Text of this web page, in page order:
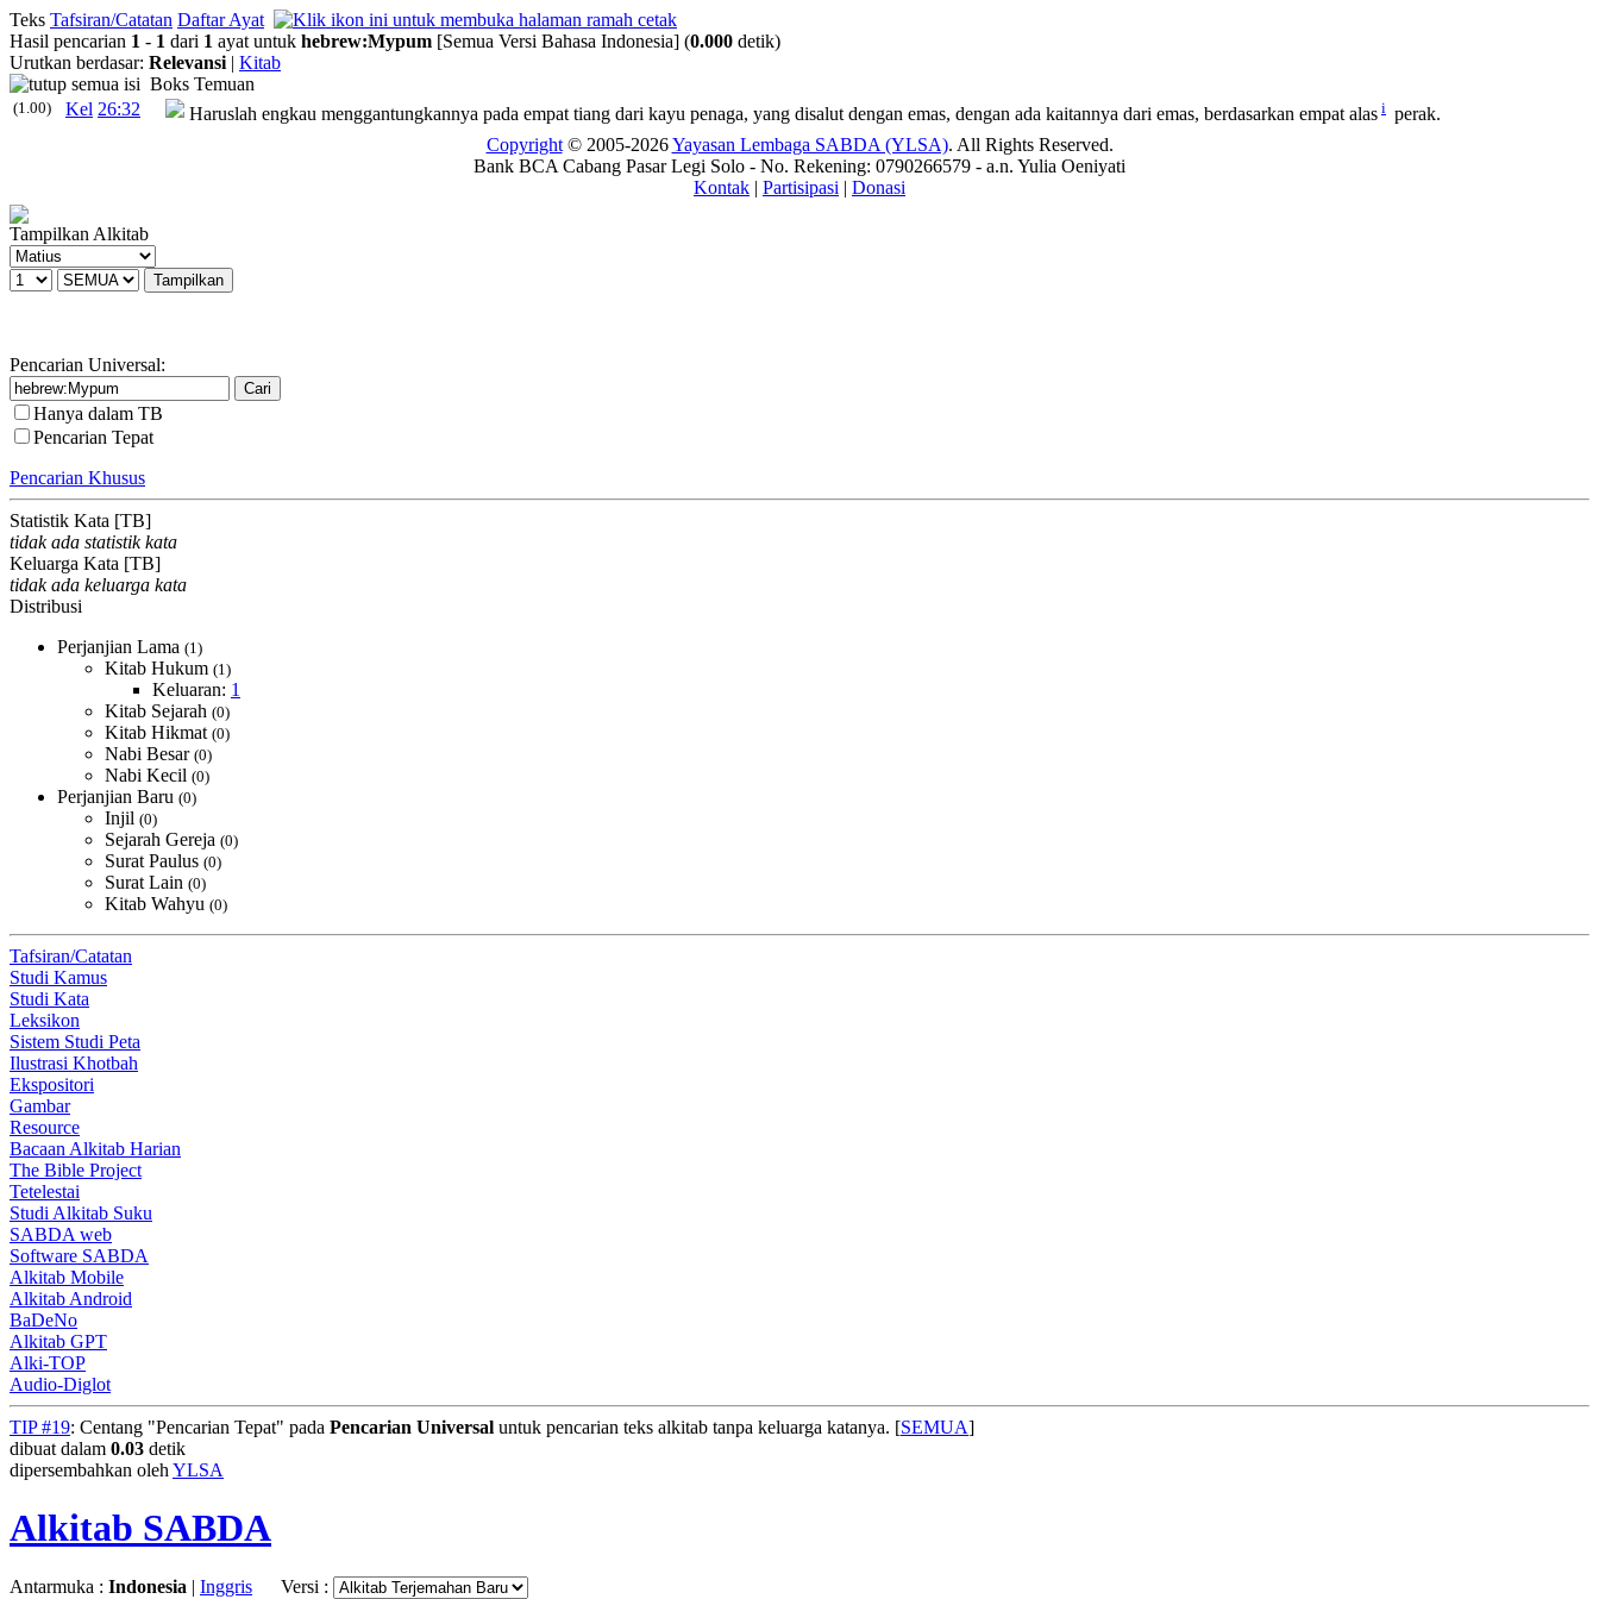
Teks Tafsiran/Catatan Daftar Ayat
Hasil pencarian 1 - 1 dari 1 ayat untuk hebrew:Mypum [Semua Versi Bahasa Indonesia] (0.000 detik)
Urutkan berdasar: Relevansi | Kitab
Boks Temuan
(1.00) Kel 26:32 Haruslah engkau menggantungkannya pada empat tiang dari kayu penaga, yang disalut dengan emas, dengan ada kaitannya dari emas, berdasarkan empat alas i perak.
Copyright© 2005-2026Yayasan Lembaga SABDA (YLSA). All Rights Reserved.
Bank BCA Cabang Pasar Legi Solo - No. Rekening: 0790266579 - a.n. Yulia Oeniyati
Kontak | Partisipasi | Donasi
Tampilkan Alkitab
Pencarian Universal:
Hanya dalam TB
Pencarian Tepat
Pencarian Khusus
Statistik Kata [TB]
tidak ada statistik kata
Keluarga Kata [TB]
tidak ada keluarga kata
Distribusi
Perjanjian Lama (1)
Kitab Hukum (1)
Keluaran: 1
Kitab Sejarah (0)
Kitab Hikmat (0)
Nabi Besar (0)
Nabi Kecil (0)
Perjanjian Baru (0)
Injil (0)
Sejarah Gereja (0)
Surat Paulus (0)
Surat Lain (0)
Kitab Wahyu (0)
Tafsiran/Catatan
Studi Kamus
Studi Kata
Leksikon
Sistem Studi Peta
Ilustrasi Khotbah
Ekspositori
Gambar
Resource
Bacaan Alkitab Harian
The Bible Project
Tetelestai
Studi Alkitab Suku
SABDA web
Software SABDA
Alkitab Mobile
Alkitab Android
BaDeNo
Alkitab GPT
Alki-TOP
Audio-Diglot
TIP #19: Centang "Pencarian Tepat" pada Pencarian Universal untuk pencarian teks alkitab tanpa keluarga katanya. [SEMUA]
dibuat dalam 0.03 detik
dipersembahkan oleh YLSA
Alkitab SABDA
Antarmuka : Indonesia | Inggris Versi :